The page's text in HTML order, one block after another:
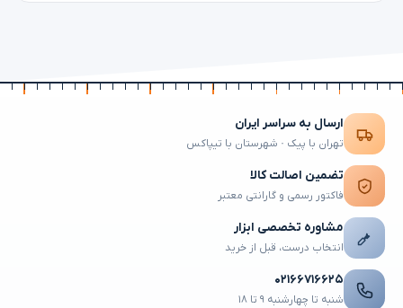
ارسال به سراسر ایران
تهران با پیک · شهرستان با تیپاکس
تضمین اصالت کالا
فاکتور رسمی و گارانتی معتبر
مشاوره تخصصی ابزار
انتخاب درست، قبل از خرید
۰۲۱۶۶۷۱۶۶۲۵
شنبه تا چهارشنبه ۹ تا ۱۸